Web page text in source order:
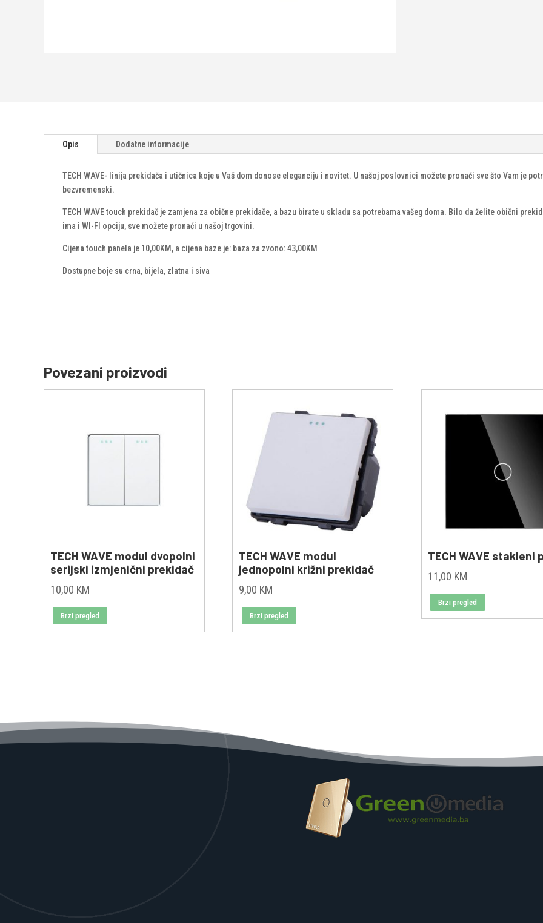
Opis Dodatne informacije
TECH WAVE- linija prekidača i utičnica koje u Vaš dom donose eleganciju i novitet. U našoj poslovnici možete pronaći sve što Vam je
bezvremenski.
TECH WAVE touch prekidač je zamjena za obične prekidače, a bazu birate u skladu sa potrebama vašeg doma. Bilo da želite obični
ima i WI-FI opciju, sve možete pronaći u našoj trgovini.
Cijena touch panela je 10,00KM, a cijena baze je: baza za zvono: 43,00KM
Dostupne boje su crna, bijela, zlatna i siva
Povezani proizvodi
TECH WAVE modul dvopolni
serijski izmjenični prekidač
10,00 KM
Brzi pregled
TECH WAVE modul
jednopolni križni prekidač
9,00 KM
Brzi pregled
TECH WAVE stakleni
11,00 KM
Brzi pregled